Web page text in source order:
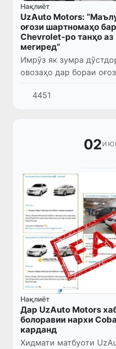
Нақлиёт
UzAuto Motors:
оғози шартномаҳо
Chevrolet-ро танҳо
мегиред”
Имрӯз як зумра
овозаҳо дар бораи
автомобилҳои арзон
марказҳои дилерӣ
пайдо шудани навбати
4451
02
Нақлиёт
Дар UzAuto Motors
болоравии нархи
карданд
Хидмати матбуоти